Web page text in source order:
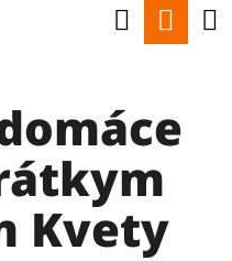
Hľadať
Kvety